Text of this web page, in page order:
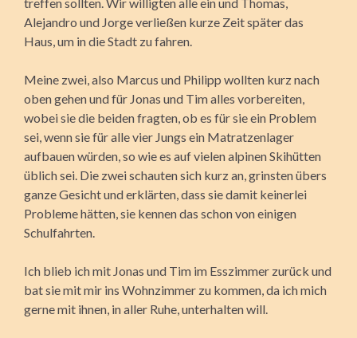
Alejandro und Jorge verließen kurze Zeit später das
Haus, um in die Stadt zu fahren.
Meine zwei, also Marcus und Philipp wollten kurz nach
oben gehen und für Jonas und Tim alles vorbereiten,
wobei sie die beiden fragten, ob es für sie ein Problem
sei, wenn sie für alle vier Jungs ein Matratzenlager
aufbauen würden, so wie es auf vielen alpinen Skihütten
üblich sei. Die zwei schauten sich kurz an, grinsten übers
ganze Gesicht und erklärten, dass sie damit keinerlei
Probleme hätten, sie kennen das schon von einigen
Schulfahrten.
Ich blieb ich mit Jonas und Tim im Esszimmer zurück und
bat sie mit mir ins Wohnzimmer zu kommen, da ich mich
gerne mit ihnen, in aller Ruhe, unterhalten will.